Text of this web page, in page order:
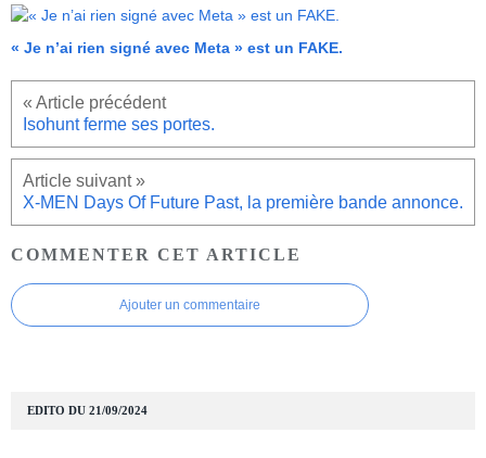
« Je n’ai rien signé avec Meta » est un FAKE.
Isohunt ferme ses portes.
X-MEN Days Of Future Past, la première bande annonce.
COMMENTER CET ARTICLE
Ajouter un commentaire
EDITO DU 21/09/2024